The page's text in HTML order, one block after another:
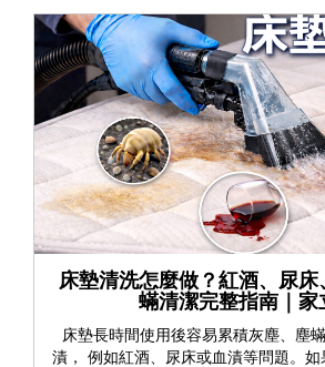
床墊清洗怎麼做？紅酒、尿
蟎清潔完整指南｜家
床墊長時間使用後容易累積灰塵、塵
漬， 例如紅酒、尿床或血漬等問題。